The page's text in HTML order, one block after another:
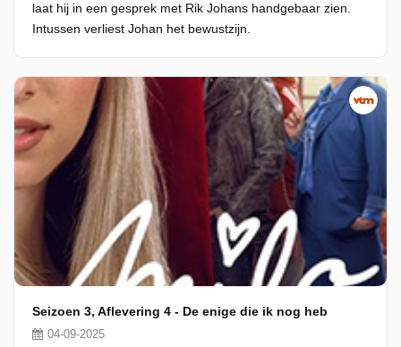
laat hij in een gesprek met Rik Johans handgebaar zien.
Intussen verliest Johan het bewustzijn.
Seizoen 3, Aflevering 4 - De enige die ik nog heb
04-09-2025